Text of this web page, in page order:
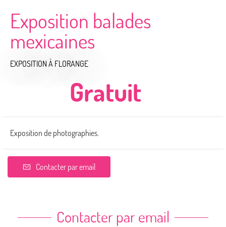
Exposition balades
mexicaines
EXPOSITION À FLORANGE
Gratuit
Exposition de photographies.
Contacter par email
Contacter par email